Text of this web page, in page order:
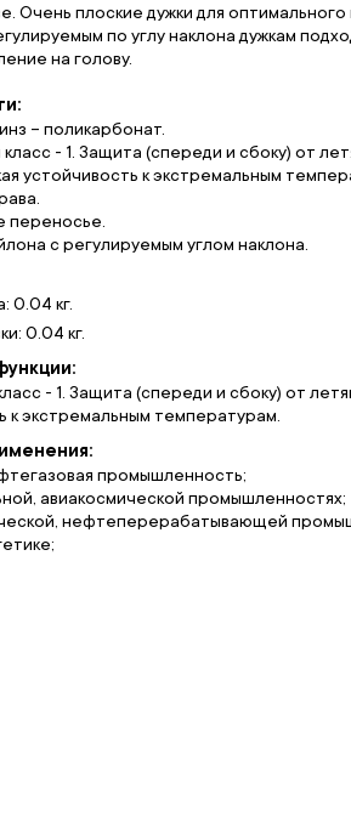
Очень плоские дужки для
по углу наклона дужкам
на голову.
– поликарбонат.
- 1. Защита (спереди и сбоку) от
устойчивость к экстремальным
переносье.
с регулируемым углом наклона.
0.04 кг.
0.04 кг.
- 1. Защита (спереди и сбоку) от
к экстремальным температурам.
промышленность;
авиакосмической промышленностях;
нефтеперерабатывающей